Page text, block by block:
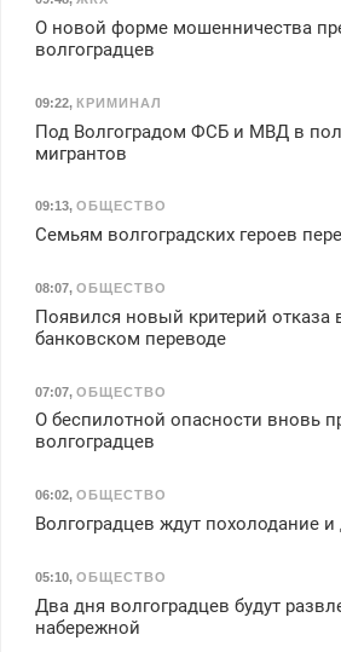
О новой форме мошенничества
волгоградцев
09:22, КРИМИНАЛ
Под Волгоградом ФСБ и МВД в
мигрантов
09:13, ОБЩЕСТВО
Семьям волгоградских героев
08:07, ОБЩЕСТВО
Появился новый критерий отказа
банковском переводе
07:07, ОБЩЕСТВО
О беспилотной опасности вновь
волгоградцев
06:02, ОБЩЕСТВО
Волгоградцев ждут похолодание
05:10, ОБЩЕСТВО
Два дня волгоградцев будут
набережной